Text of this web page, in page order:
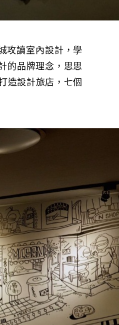
攻讀室內設計，學
的品牌理念，思思
造設計旅店，七個